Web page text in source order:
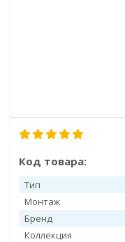
Код товара:
Тип
Монтаж
Бренд
Коллекция